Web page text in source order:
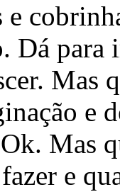
Dá para
Mas
e
Mas
e